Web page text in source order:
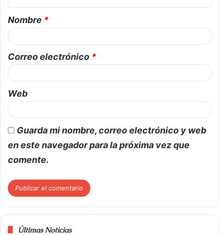
Nombre *
Correo electrónico *
Web
Guarda mi nombre, correo electrónico y web
en este navegador para la próxima vez que
comente.
Últimas Noticias